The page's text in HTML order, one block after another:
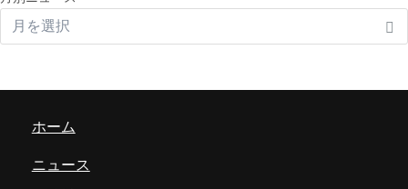
ホーム
ニュース